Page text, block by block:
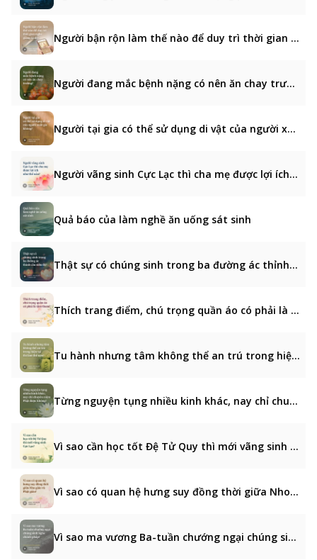
Người bận rộn làm thế nào để duy trì thời gian nghe giảng kinh?
Người đang mắc bệnh nặng có nên ăn chay trường?
Người tại gia có thể sử dụng di vật của người xuất gia không?
Người vãng sinh Cực Lạc thì cha mẹ được lợi ích như thế nào?
Quả báo của làm nghề ăn uống sát sinh
Thật sự có chúng sinh trong ba đường ác thỉnh cầu siêu độ?
Thích trang điểm, chú trọng quần áo có phải là tâm tham?
Tu hành nhưng tâm không thể an trú trong hiện tại thì làm thế nào?
Từng nguyện tụng nhiều kinh khác, nay chỉ chuyên niệm Phật được không?
Vì sao cần học tốt Đệ Tử Quy thì mới vãng sinh Cực Lạc?
Vì sao có quan hệ hưng suy đồng thời giữa Nho giáo và Phật giáo?
Vì sao ma vương Ba-tuần chướng ngại chúng sinh nghe chánh pháp?